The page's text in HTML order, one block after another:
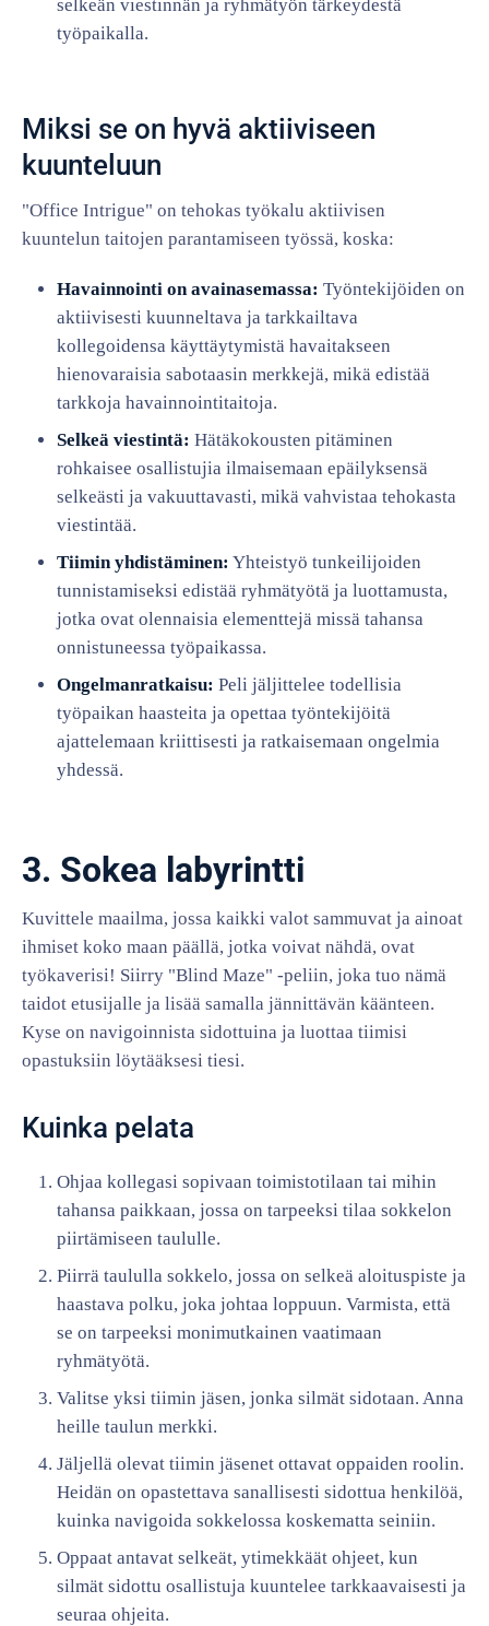
selkeän viestinnän ja ryhmätyön tärkeydestä
työpaikalla.
Miksi se on hyvä aktiiviseen
kuunteluun
"Office Intrigue" on tehokas työkalu aktiivisen
kuuntelun taitojen parantamiseen työssä, koska:
Havainnointi on avainasemassa: Työntekijöiden on
aktiivisesti kuunneltava ja tarkkailtava
kollegoidensa käyttäytymistä havaitakseen
hienovaraisia sabotaasin merkkejä, mikä edistää
tarkkoja havainnointitaitoja.
Selkeä viestintä: Hätäkokousten pitäminen
rohkaisee osallistujia ilmaisemaan epäilyksensä
selkeästi ja vakuuttavasti, mikä vahvistaa tehokasta
viestintää.
Tiimin yhdistäminen: Yhteistyö tunkeilijoiden
tunnistamiseksi edistää ryhmätyötä ja luottamusta,
jotka ovat olennaisia elementtejä missä tahansa
onnistuneessa työpaikassa.
Ongelmanratkaisu: Peli jäljittelee todellisia
työpaikan haasteita ja opettaa työntekijöitä
ajattelemaan kriittisesti ja ratkaisemaan ongelmia
yhdessä.
3. Sokea labyrintti
Kuvittele maailma, jossa kaikki valot sammuvat ja ainoat
ihmiset koko maan päällä, jotka voivat nähdä, ovat
työkaverisi! Siirry "Blind Maze" -peliin, joka tuo nämä
taidot etusijalle ja lisää samalla jännittävän käänteen.
Kyse on navigoinnista sidottuina ja luottaa tiimisi
opastuksiin löytääksesi tiesi.
Kuinka pelata
Ohjaa kollegasi sopivaan toimistotilaan tai mihin
tahansa paikkaan, jossa on tarpeeksi tilaa sokkelon
piirtämiseen taululle.
Piirrä taululla sokkelo, jossa on selkeä aloituspiste ja
haastava polku, joka johtaa loppuun. Varmista, että
se on tarpeeksi monimutkainen vaatimaan
ryhmätyötä.
Valitse yksi tiimin jäsen, jonka silmät sidotaan. Anna
heille taulun merkki.
Jäljellä olevat tiimin jäsenet ottavat oppaiden roolin.
Heidän on opastettava sanallisesti sidottua henkilöä,
kuinka navigoida sokkelossa koskematta seiniin.
Oppaat antavat selkeät, ytimekkäät ohjeet, kun
silmät sidottu osallistuja kuuntelee tarkkaavaisesti ja
seuraa ohjeita.